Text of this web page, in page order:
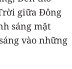
giữa Đông
sáng mặt
vào những